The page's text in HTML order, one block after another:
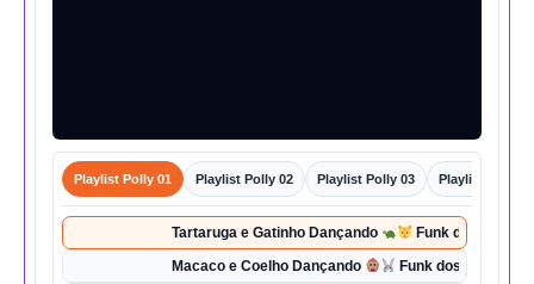
Playlist Polly 01 Playlist Polly 02 Playlist Polly 03 Playlist Polly
Tartaruga e Gatinho Dançando Funk dos
Macaco e Coelho Dançando Funk dos